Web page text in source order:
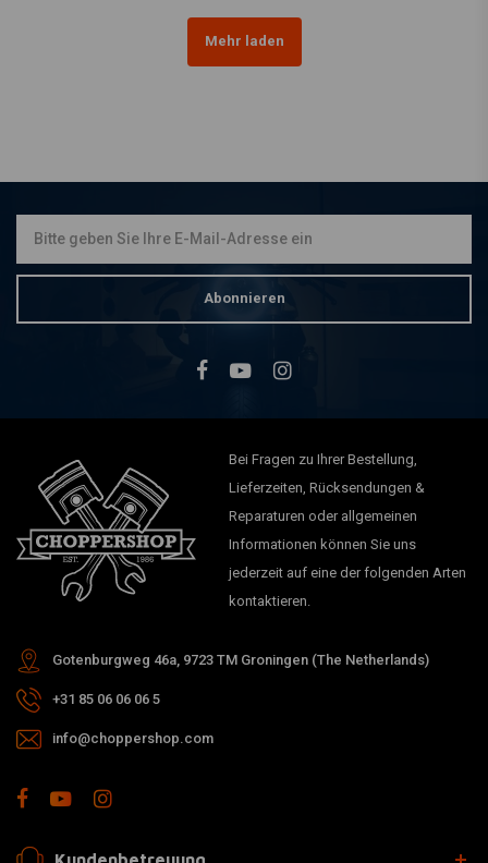
Mehr laden
Abonnieren
Bei Fragen zu Ihrer Bestellung,
Lieferzeiten, Rücksendungen &
Reparaturen oder allgemeinen
Informationen können Sie uns
jederzeit auf eine der folgenden Arten
kontaktieren.
Gotenburgweg 46a, 9723 TM Groningen (The Netherlands)
+31 85 06 06 06 5
info@choppershop.com